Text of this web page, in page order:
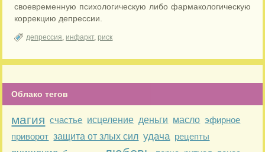
своевременную психологическую либо фармакологическую
коррекцию депрессии.
депрессия, инфаркт,риск
Облако тегов
магия счастье исцеление деньги масло эфирное
приворот защита от злых сил удача рецепты